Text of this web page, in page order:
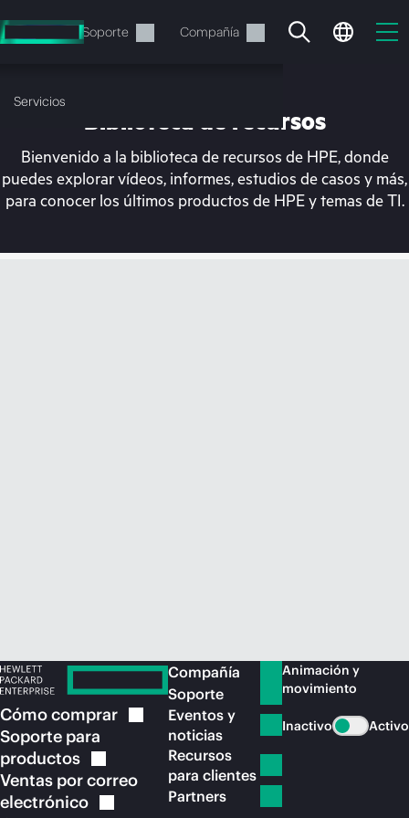
al
contenido
Soporte Compañía
Servicios
En estos momentos, tu
Biblioteca de recursos
Bienvenido a la biblioteca de recursos de HPE, donde
puedes explorar vídeos, informes, estudios de casos y más,
para conocer los últimos productos de HPE y temas de TI.
Cómocomprar
Soporte para
productos
Ventas por correo
electrónico
Compañía
Soporte
Eventos y
noticias
Recursos
para clientes
Partners
Animación y
movimiento
Inactivo Activo